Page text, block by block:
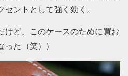
ントとして強く効く。
けど、このケースのために買お
った（笑））